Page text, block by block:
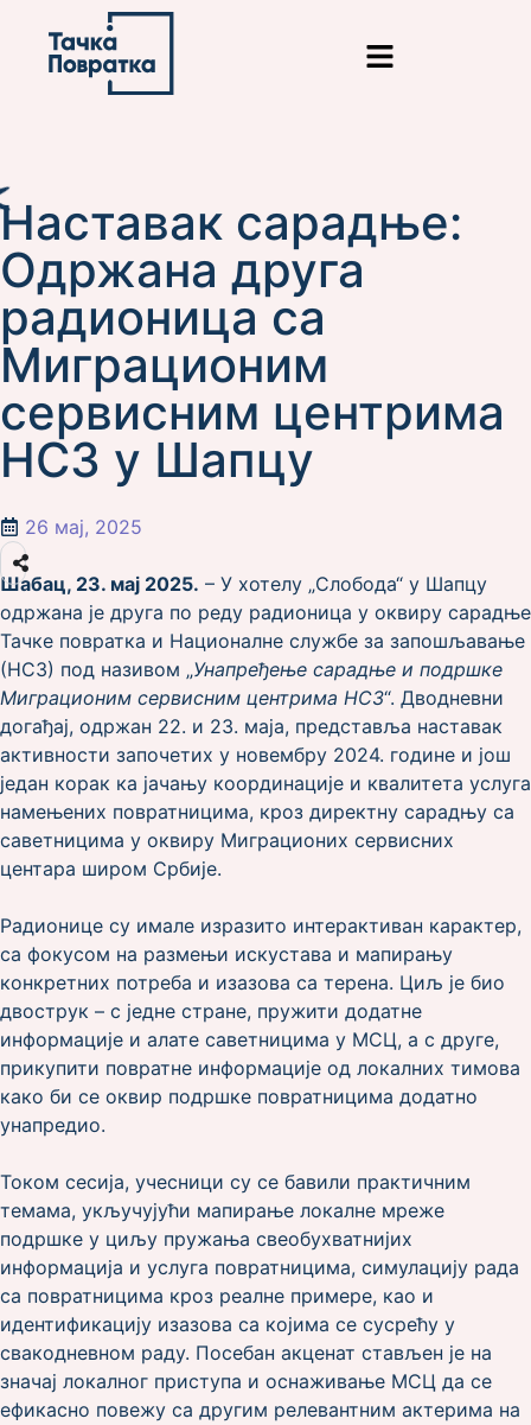
Наставак сарадње:
Одржана друга
радионица са
Миграционим
сервисним центрима
НСЗ у Шапцу
26 мај, 2025
Шабац, 23. мај 2025. – У хотелу „Слобода“ у Шапцу
одржана је друга по реду радионица у оквиру сарадње
Тачке повратка и Националне службе за запошљавање
(НСЗ) под називом „Унапређење сарадње и подршке
Миграционим сервисним центрима НСЗ“. Дводневни
догађај, одржан 22. и 23. маја, представља наставак
активности започетих у новембру 2024. године и још
један корак ка јачању координације и квалитета услуга
намењених повратницима, кроз директну сарадњу са
саветницима у оквиру Миграционих сервисних
центара широм Србије.
Радионице су имале изразито интерактиван карактер,
са фокусом на размењи искустава и мапирању
конкретних потреба и изазова са терена. Циљ је био
двострук – с једне стране, пружити додатне
информације и алате саветницима у МСЦ, а с друге,
прикупити повратне информације од локалних тимова
како би се оквир подршке повратницима додатно
унапредио.
Током сесија, учесници су се бавили практичним
темама, укључујући мапирање локалне мреже
подршке у циљу пружања свеобухватнијих
информација и услуга повратницима, симулацију рада
са повратницима кроз реалне примере, као и
идентификацију изазова са којима се сусрећу у
свакодневном раду. Посебан акценат стављен је на
значај локалног приступа и оснаживање МСЦ да се
ефикасно повежу са другим релевантним актерима на